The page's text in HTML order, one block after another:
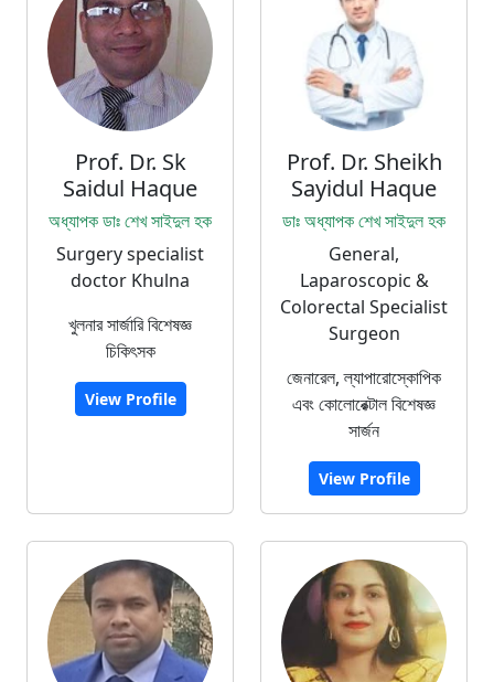
Prof. Dr. Sk
Saidul Haque
অধ্যাপক ডাঃ শেখ সাইদুল হক
Surgery specialist
doctor Khulna
খুলনার সার্জারি বিশেষজ্ঞ
চিকিৎসক
View Profile
Prof. Dr. Sheikh
Sayidul Haque
ডাঃ অধ্যাপক শেখ সাইদুল হক
General,
Laparoscopic &
Colorectal Specialist
Surgeon
জেনারেল, ল্যাপারোস্কোপিক
এবং কোলোরেক্টাল বিশেষজ্ঞ
সার্জন
View Profile